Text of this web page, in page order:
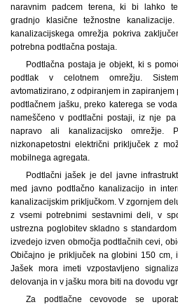
naravnim padcem terena, ki bi lahko
gradnjo klasične težnostne
kanalizacijskega omrežja pokriva
potrebna podtlačna postaja.
Podtlačna postaja je objekt, ki s
podtlak v celotnem omrežju.
avtomatizirano, z odpiranjem in
podtlačnem jašku, preko katerega se
nameščeno v podtlačni postaji, iz nje
napravo ali kanalizacijsko omrežje.
nizkonapetostni električni priključek z
mobilnega agregata.
Podtlačni jašek je del javne
med javno podtlačno kanalizacijo in
kanalizacijskim priključkom. V zgornjem
z vsemi potrebnimi sestavnimi deli, v
ustrezna poglobitev skladno s
izvedejo izven območja podtlačnih cevi,
Običajno je priključek na globini 150 cm,
Jašek mora imeti vzpostavljeno
delovanja in v jašku mora biti na dovodu
Za podtlačne cevovode se